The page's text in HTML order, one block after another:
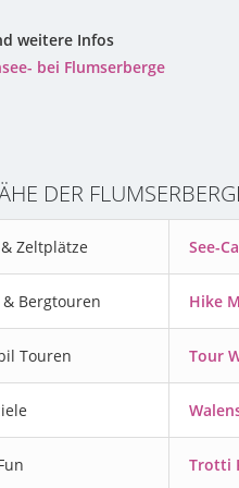
weitere Infos
bei Flumserberge
DER
Zeltplätze See-
Bergtouren Hike
Touren Tour
Trotti